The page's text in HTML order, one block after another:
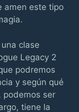
amen este tipo
clase
Legacy 2
podremos
y según qué
podemos ser
tiene la